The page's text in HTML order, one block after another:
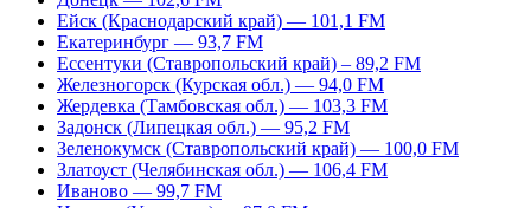
Ейск (Краснодарский край) — 101,1 FM
Екатеринбург — 93,7 FM
Ессентуки (Ставропольский край) – 89,2 FM
Железногорск (Курская обл.) — 94,0 FM
Жердевка (Тамбовская обл.) — 103,3 FM
Задонск (Липецкая обл.) — 95,2 FM
Зеленокумск (Ставропольский край) — 100,0 FM
Златоуст (Челябинская обл.) — 106,4 FM
Иваново — 99,7 FM